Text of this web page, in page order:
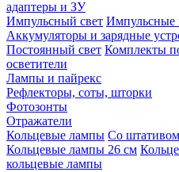
адаптеры и ЗУ
Импульсный свет Импульсные
Аккумуляторы и зарядные
Постоянный свет Комплекты
осветители
Лампы и пайрекс
Рефлекторы, соты, шторки
Фотозонты
Отражатели
Кольцевые лампы Со штативом
Кольцевые лампы 26 см
кольцевые лампы